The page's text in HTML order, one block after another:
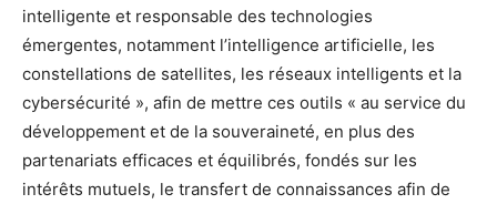
intelligente et responsable des technologies
émergentes, notamment l’intelligence artificielle, les
constellations de satellites, les réseaux intelligents et la
cybersécurité », afin de mettre ces outils « au service du
développement et de la souveraineté, en plus des
partenariats efficaces et équilibrés, fondés sur les
intérêts mutuels, le transfert de connaissances afin de